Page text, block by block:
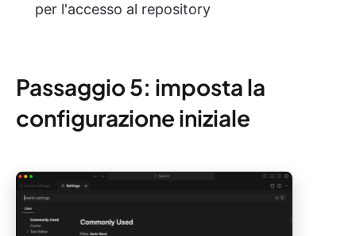
per l'accesso al repository
Passaggio 5: imposta la
configurazione iniziale